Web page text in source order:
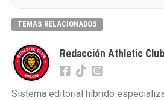
TEMAS RELACIONADOS
Redacción Athletic
Sistema editorial híbrido